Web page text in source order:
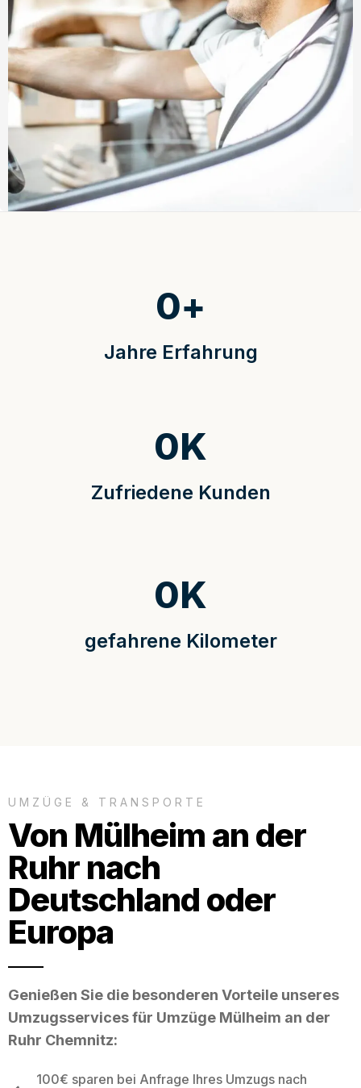
Jahre Erfahrung
0+
Zufriedene Kunden
0K
gefahrene Kilometer
0K
UMZÜGE & TRANSPORTE
Von Mülheim an der
Ruhr nach
Deutschland oder
Europa
Genießen Sie die besonderen Vorteile unseres
Umzugsservices für Umzüge Mülheim an der
Ruhr Chemnitz:
100€ sparen bei Anfrage Ihres Umzugs nach